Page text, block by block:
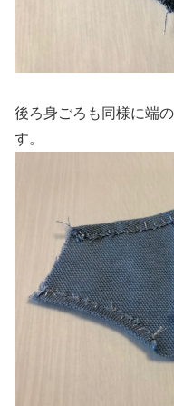
後ろ身ごろも同様に端
す。